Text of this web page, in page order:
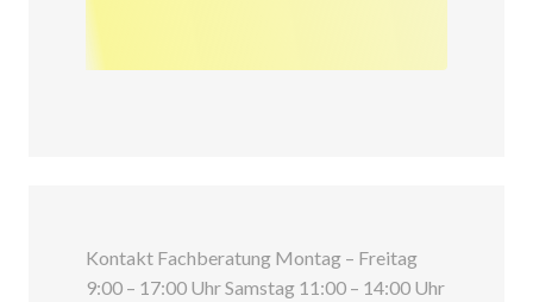
Kontakt Fachberatung Montag – Freitag
9:00 – 17:00 Uhr Samstag 11:00 – 14:00 Uhr